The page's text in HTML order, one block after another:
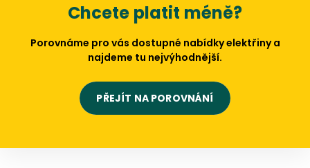
Chcete platit méně?
Porovnáme pro vás dostupné nabídky elektřiny a
najdeme tu nejvýhodnější.
PŘEJÍT NA POROVNÁNÍ